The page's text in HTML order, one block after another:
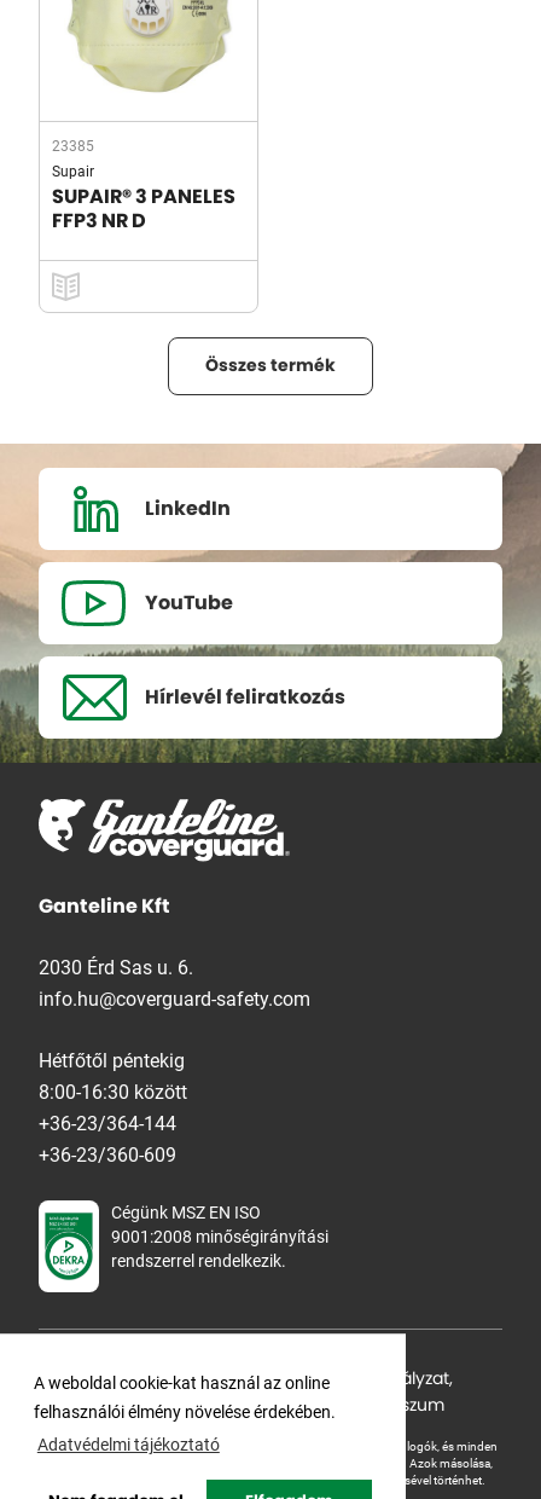
A weboldal cookie-kat használ az online
felhasználói élmény növelése érdekében.
Adatvédelmi tájékoztató
23385
Supair
SUPAIR® 3 PANELES
FFP3 NR D
Összes termék
LinkedIn
YouTube
Hírlevél feliratkozás
Ganteline Kft
2030 Érd Sas u. 6.
info.hu@coverguard-safety.com
Hétfőtől péntekig
8:00-16:30 között
+36-23/364-144
+36-23/360-609
Cégünk MSZ EN ISO
9001:2008 minőségirányítási
rendszerrel rendelkezik.
Adatvédelmi tájékoztató,Cookie Szabályzat,
Felhasználási feltételek,ÁSZF Impresszum
A Ganteline Kft jelen honlapja szerzői jog által védett. A leírások, fotók, logók, és minden
Azok másolása,
üzleti célú felhasználása kizárólag a jog tulajdonosának beleegyezésével történhet.